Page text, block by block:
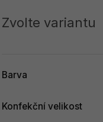
cena:
Zvolte variantu
Barva
Konfekční velikost